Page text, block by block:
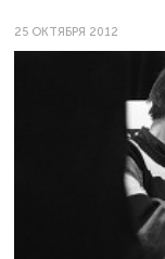
25 ОКТЯБРЯ 2012